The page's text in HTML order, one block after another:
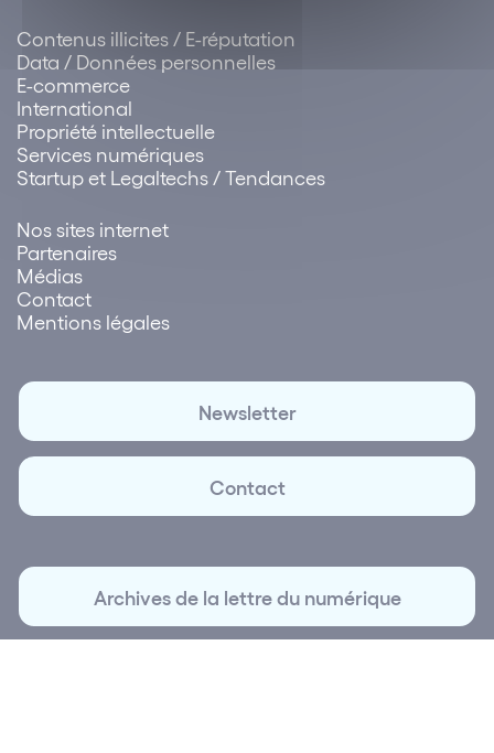
Contenus illicites / E-réputation
Data / Données personnelles
E-commerce
International
Propriété intellectuelle
Services numériques
Startup et Legaltechs / Tendances
Nos sites internet
Partenaires
Médias
Contact
Mentions légales
Newsletter
Contact
Archives de la lettre du numérique